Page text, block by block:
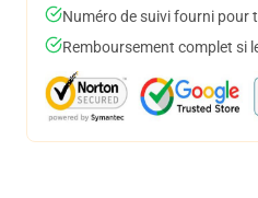
Numéro de suivi fourni pour
Remboursement complet si